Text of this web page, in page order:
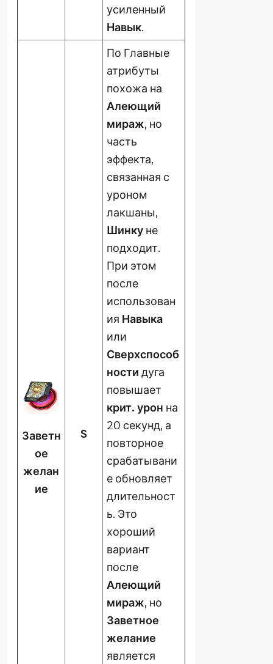
усиленный
Навык.
Заветн
ое
желан
ие
S
По Главные
атрибуты
похожа на
Алеющий
мираж, но
часть
эффекта,
связанная с
уроном
лакшаны,
Шинку не
подходит.
При этом
после
использован
ия Навыка
или
Сверхспособ
ности дуга
повышает
крит. урон на
20 секунд, а
повторное
срабатывани
е обновляет
длительност
ь. Это
хороший
вариант
после
Алеющий
мираж, но
Заветное
желание
является